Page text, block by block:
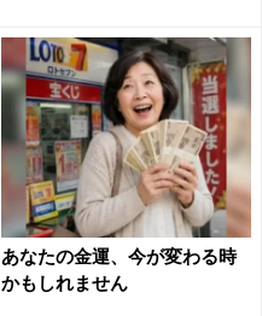
あなたの金運、今が変わる時
かもしれません